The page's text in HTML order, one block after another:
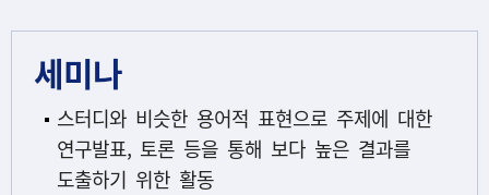
세미나
스터디와 비슷한 용어적 표현으로 주제에 대한
연구발표, 토론 등을 통해 보다 높은 결과를
도출하기 위한 활동